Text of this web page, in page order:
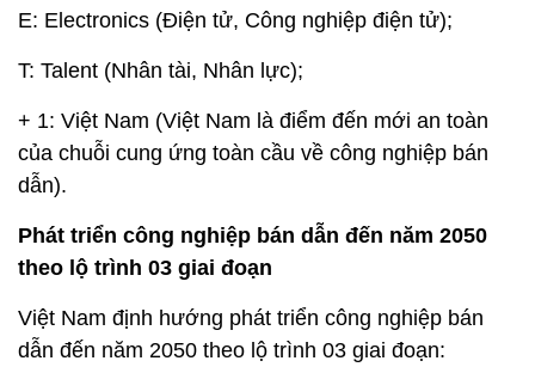
E: Electronics (Điện tử, Công nghiệp điện tử);
T: Talent (Nhân tài, Nhân lực);
+ 1: Việt Nam (Việt Nam là điểm đến mới an toàn
của chuỗi cung ứng toàn cầu về công nghiệp bán
dẫn).
Phát triển công nghiệp bán dẫn đến năm 2050
theo lộ trình 03 giai đoạn
Việt Nam định hướng phát triển công nghiệp bán
dẫn đến năm 2050 theo lộ trình 03 giai đoạn: